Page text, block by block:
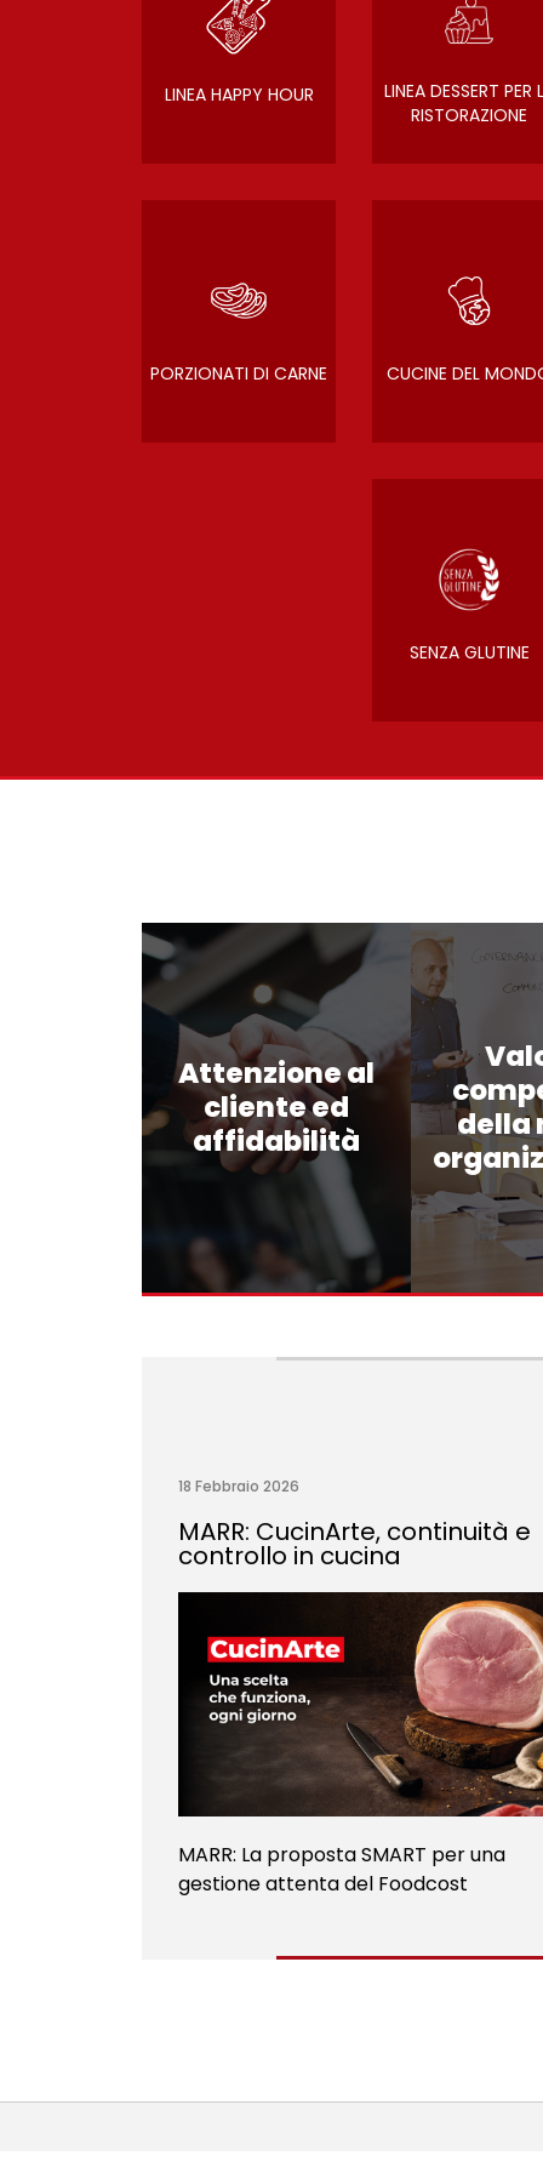
LINEA HAPPY HOUR
LINEA DESSERT PER
RISTORAZIONE
PORZIONATI DI CARNE CUCINE DEL
SENZA GLUTINE
Attenzione al
cliente ed
affidabilità
della
18 Febbraio 2026
MARR: CucinArte, continuità e
controllo in cucina
MARR: La proposta SMART per una
gestione attenta del Foodcost